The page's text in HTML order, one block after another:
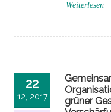
Weiterlesen
22
12, 2017
grüner